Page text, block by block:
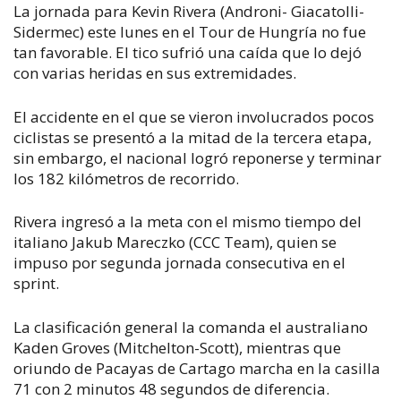
La jornada para Kevin Rivera (Androni- Giacatolli-
Sidermec) este lunes en el Tour de Hungría no fue
tan favorable. El tico sufrió una caída que lo dejó
con varias heridas en sus extremidades.
El accidente en el que se vieron involucrados pocos
ciclistas se presentó a la mitad de la tercera etapa,
sin embargo, el nacional logró reponerse y terminar
los 182 kilómetros de recorrido.
Rivera ingresó a la meta con el mismo tiempo del
italiano Jakub Mareczko (CCC Team), quien se
impuso por segunda jornada consecutiva en el
sprint.
La clasificación general la comanda el australiano
Kaden Groves (Mitchelton-Scott), mientras que
oriundo de Pacayas de Cartago marcha en la casilla
71 con 2 minutos 48 segundos de diferencia.